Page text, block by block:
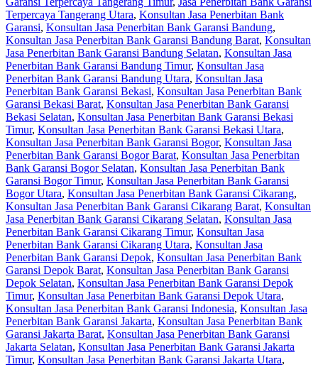
Terpercaya Tangerang Utara, Konsultan Jasa Penerbitan Bank
Garansi, Konsultan Jasa Penerbitan Bank Garansi Bandung,
Konsultan Jasa Penerbitan Bank Garansi Bandung Barat, Konsultan
Jasa Penerbitan Bank Garansi Bandung Selatan, Konsultan Jasa
Penerbitan Bank Garansi Bandung Timur, Konsultan Jasa
Penerbitan Bank Garansi Bandung Utara, Konsultan Jasa
Penerbitan Bank Garansi Bekasi, Konsultan Jasa Penerbitan Bank
Garansi Bekasi Barat, Konsultan Jasa Penerbitan Bank Garansi
Bekasi Selatan, Konsultan Jasa Penerbitan Bank Garansi Bekasi
Timur, Konsultan Jasa Penerbitan Bank Garansi Bekasi Utara,
Konsultan Jasa Penerbitan Bank Garansi Bogor, Konsultan Jasa
Penerbitan Bank Garansi Bogor Barat, Konsultan Jasa Penerbitan
Bank Garansi Bogor Selatan, Konsultan Jasa Penerbitan Bank
Garansi Bogor Timur, Konsultan Jasa Penerbitan Bank Garansi
Bogor Utara, Konsultan Jasa Penerbitan Bank Garansi Cikarang,
Konsultan Jasa Penerbitan Bank Garansi Cikarang Barat, Konsultan
Jasa Penerbitan Bank Garansi Cikarang Selatan, Konsultan Jasa
Penerbitan Bank Garansi Cikarang Timur, Konsultan Jasa
Penerbitan Bank Garansi Cikarang Utara, Konsultan Jasa
Penerbitan Bank Garansi Depok, Konsultan Jasa Penerbitan Bank
Garansi Depok Barat, Konsultan Jasa Penerbitan Bank Garansi
Depok Selatan, Konsultan Jasa Penerbitan Bank Garansi Depok
Timur, Konsultan Jasa Penerbitan Bank Garansi Depok Utara,
Konsultan Jasa Penerbitan Bank Garansi Indonesia, Konsultan Jasa
Penerbitan Bank Garansi Jakarta, Konsultan Jasa Penerbitan Bank
Garansi Jakarta Barat, Konsultan Jasa Penerbitan Bank Garansi
Jakarta Selatan, Konsultan Jasa Penerbitan Bank Garansi Jakarta
Timur, Konsultan Jasa Penerbitan Bank Garansi Jakarta Utara,